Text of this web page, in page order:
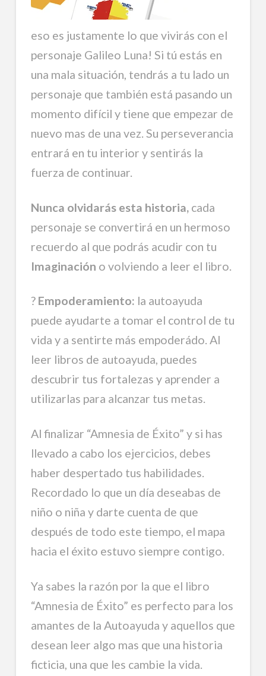
eso es justamente lo que vivirás con el
personaje Galileo Luna! Si tú estás en
una mala situación, tendrás a tu lado un
personaje que también está pasando un
momento difícil y tiene que empezar de
nuevo mas de una vez. Su perseverancia
entrará en tu interior y sentirás la
fuerza de continuar.
Nunca olvidarás esta historia, cada
personaje se convertirá en un hermoso
recuerdo al que podrás acudir con tu
Imaginación o volviendo a leer el libro.
? Empoderamiento: la autoayuda
puede ayudarte a tomar el control de tu
vida y a sentirte más empoderádo. Al
leer libros de autoayuda, puedes
descubrir tus fortalezas y aprender a
utilizarlas para alcanzar tus metas.
Al finalizar “Amnesia de Éxito” y si has
llevado a cabo los ejercicios, debes
haber despertado tus habilidades.
Recordado lo que un día deseabas de
niño o niña y darte cuenta de que
después de todo este tiempo, el mapa
hacia el éxito estuvo siempre contigo.
Ya sabes la razón por la que el libro
“Amnesia de Éxito” es perfecto para los
amantes de la Autoayuda y aquellos que
desean leer algo mas que una historia
ficticia, una que les cambie la vida.